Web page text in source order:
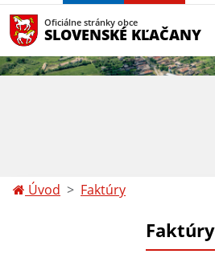
Oficiálne stránky obce
SLOVENSKÉ KĽAČANY
Úvod Faktúry
Faktúry